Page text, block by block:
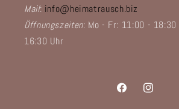
Mail: info@heimatrausch.biz
Öffnungszeiten: Mo - Fr: 11:00 - 18:30
16:30 Uhr
FacebookInstagram